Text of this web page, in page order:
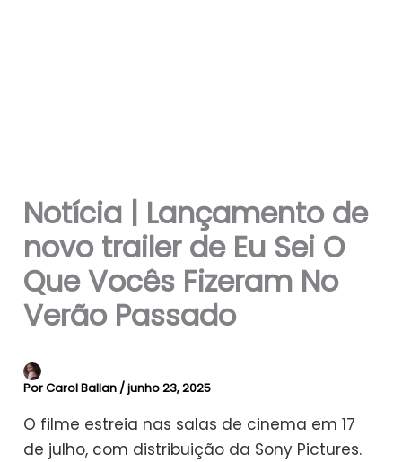
Notícia | Lançamento de
novo trailer de Eu Sei O
Que Vocês Fizeram No
Verão Passado
PorCarol Ballan /junho 23, 2025
O filme estreia nas salas de cinema em 17
de julho, com distribuição da Sony Pictures.